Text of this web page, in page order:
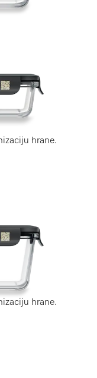
hrane.
hrane.